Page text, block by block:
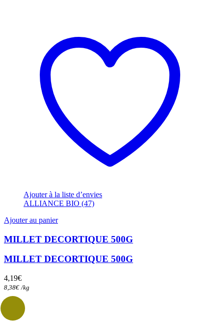
Ajouter à la liste d’envies
ALLIANCE BIO (47)
Ajouter au panier
MILLET DECORTIQUE 500G
MILLET DECORTIQUE 500G
4,19€
8,38€ /kg